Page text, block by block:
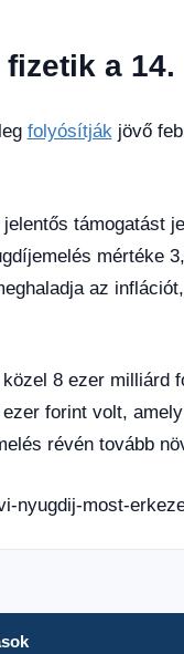
a
folyósítjákjövő
támogatást
mértéke
az
8 ezer milliárd
forint volt,
révén tovább
nyugdij-most-